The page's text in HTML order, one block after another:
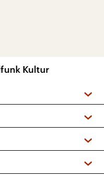
Kultur